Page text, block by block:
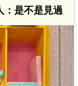
是不是見過